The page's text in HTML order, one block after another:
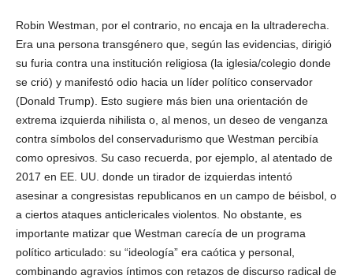
Robin Westman, por el contrario, no encaja en la ultraderecha.
Era una persona transgénero que, según las evidencias, dirigió
su furia contra una institución religiosa (la iglesia/colegio donde
se crió) y manifestó odio hacia un líder político conservador
(Donald Trump). Esto sugiere más bien una orientación de
extrema izquierda nihilista o, al menos, un deseo de venganza
contra símbolos del conservadurismo que Westman percibía
como opresivos. Su caso recuerda, por ejemplo, al atentado de
2017 en EE. UU. donde un tirador de izquierdas intentó
asesinar a congresistas republicanos en un campo de béisbol, o
a ciertos ataques anticlericales violentos. No obstante, es
importante matizar que Westman carecía de un programa
político articulado: su “ideología” era caótica y personal,
combinando agravios íntimos con retazos de discurso radical de